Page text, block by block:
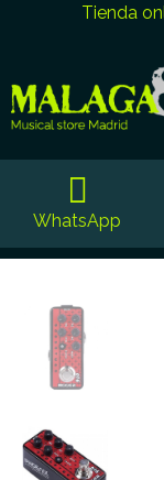
Tienda
WhatsApp